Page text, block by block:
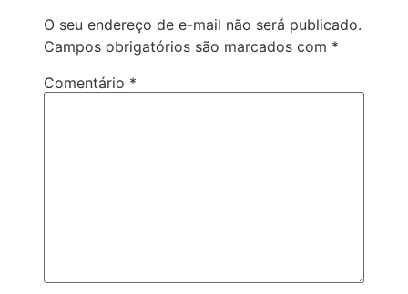
O seu endereço de e-mail não será publicado.
Campos obrigatórios são marcados com *
Comentário *